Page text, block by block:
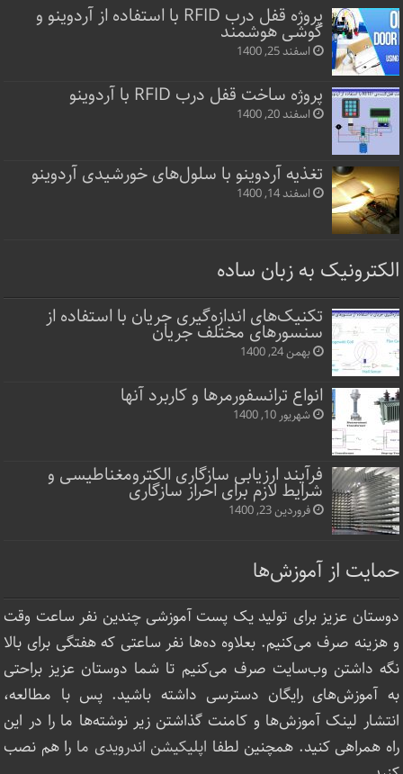
پروژه قفل‌ درب RFID با استفاده از آردوینو و
گوشی هوشمند
اسفند 25, 1400
پروژه ساخت قفل‌ درب RFID با آردوینو
اسفند 20, 1400
تغذیه آردوینو با سلول‌های خورشیدی آردوینو
اسفند 14, 1400
الکترونیک به زبان ساده
تکنیک‌های اندازه‌گیری جریان با استفاده از
سنسورهای مختلف جریان
بهمن 24, 1400
انواع ترانسفورمرها و کاربرد آنها
شهریور 10, 1400
فرآیند ارزیابی سازگاری الکترومغناطیسی و
شرایط لازم برای احراز سازگاری
فروردین 23, 1400
حمایت از آموزش‌ها
دوستان عزیز برای تولید یک پست آموزشی چندین نفر ساعت‌ وقت
و هزینه صرف می‌کنیم. بعلاوه ده‌ها نفر ساعتی که هفتگی برای بالا
نگه داشتن وب‌سایت صرف ‌می‌کنیم تا شما دوستان عزیز براحتی
به آموزش‌های رایگان دسترسی داشته باشید. پس با مطالعه،
انتشار لینک‌ آموزش‌ها و کامنت گذاشتن زیر نوشته‌‌ها ما را در این
راه همراهی کنید. همچنین لطفا اپلیکیشن اندرویدی ما را هم نصب